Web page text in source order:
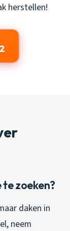
herstellen!
te zoeken?
daken in
neem